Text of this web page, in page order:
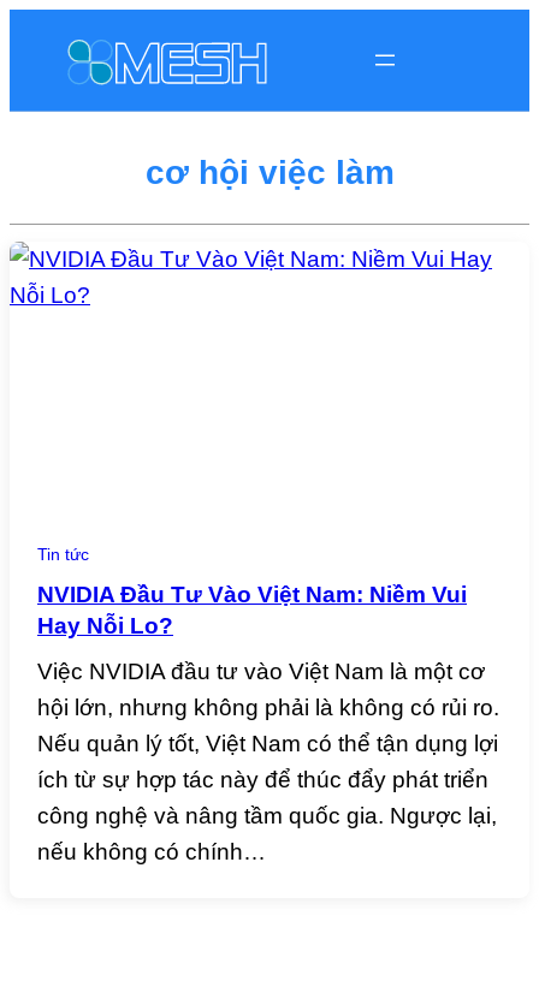
cơ hội việc làm
Tin tức
NVIDIA Đầu Tư Vào Việt Nam: Niềm Vui
Hay Nỗi Lo?
Việc NVIDIA đầu tư vào Việt Nam là một cơ
hội lớn, nhưng không phải là không có rủi ro.
Nếu quản lý tốt, Việt Nam có thể tận dụng lợi
ích từ sự hợp tác này để thúc đẩy phát triển
công nghệ và nâng tầm quốc gia. Ngược lại,
nếu không có chính…